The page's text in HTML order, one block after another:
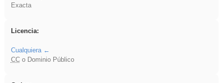
Exacta
Licencia:
Cualquiera
CCo Dominio Público